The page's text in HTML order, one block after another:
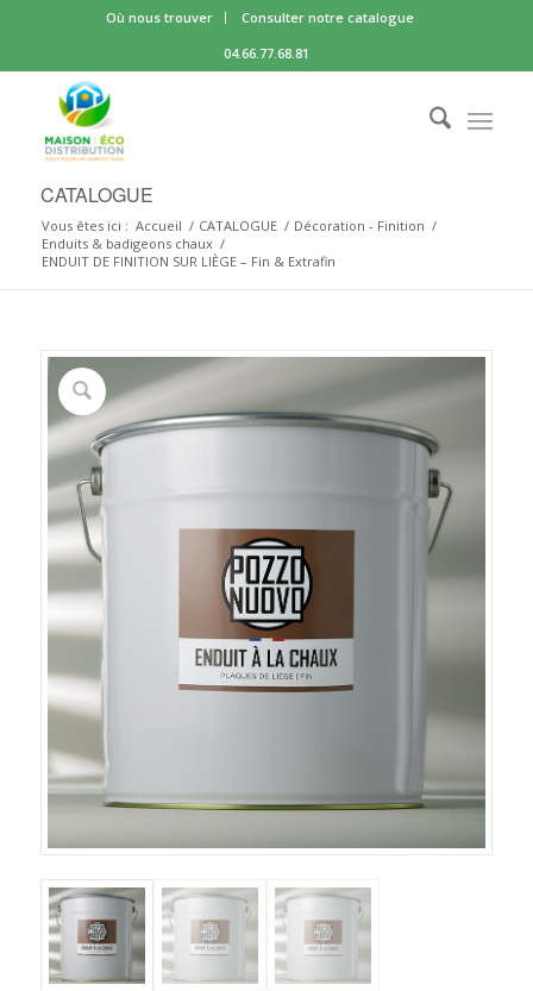
Où nous trouver
Consulter notre catalogue
04.66.77.68.81
CATALOGUE
Vous êtes ici : Accueil / CATALOGUE / Décoration - Finition /
Enduits & badigeons chaux /
ENDUIT DE FINITION SUR LIÈGE – Fin & Extrafin